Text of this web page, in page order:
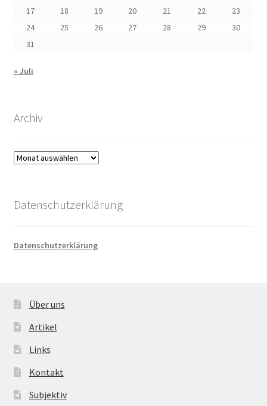
17
18 19 20 21 22
23
24
25 26 27 28 29
30
31
« Juli
Archiv
Archiv
Datenschutzerklärung
Datenschutzerklärung
Über uns
Artikel
Links
Kontakt
Subjektiv